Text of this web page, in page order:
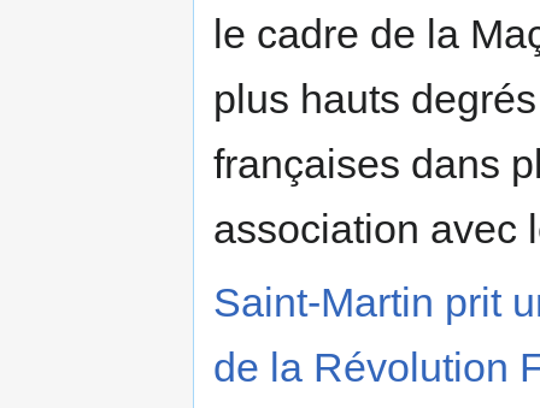
le cadre de la
plus hauts
françaises dans
association avec
Saint-Martin prit
de la Révolution